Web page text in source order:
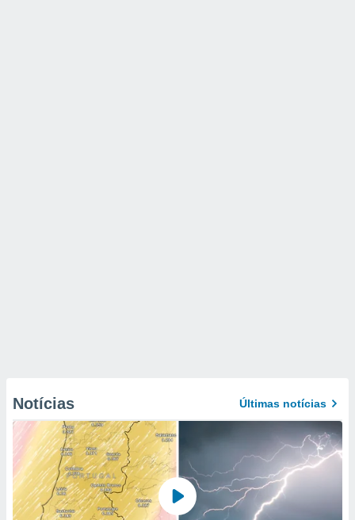
Notícias Últimas notícias